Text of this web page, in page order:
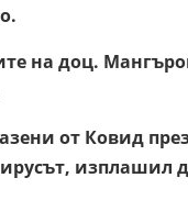
на доц.
от Ковид
изплашил